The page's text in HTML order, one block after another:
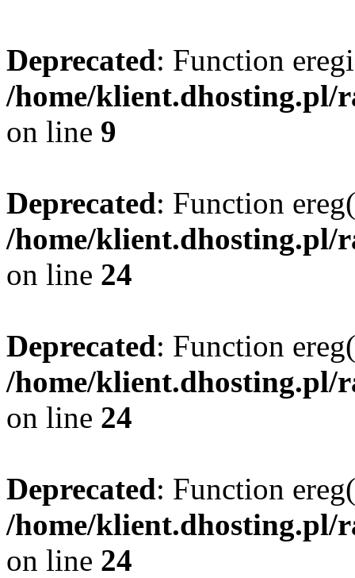
Deprecated: Function
/home/klient.dhosting.pl/
on line 9
Deprecated: Function
/home/klient.dhosting.pl/
on line 24
Deprecated: Function
/home/klient.dhosting.pl/
on line 24
Deprecated: Function
/home/klient.dhosting.pl/
on line 24